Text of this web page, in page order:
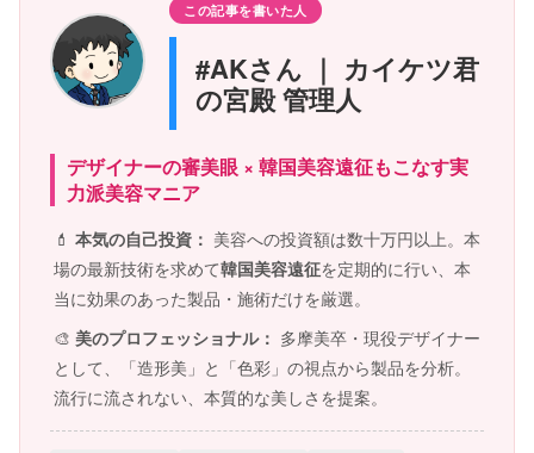
この記事を書いた人
#AKさん ｜ カイケツ君
の宮殿 管理人
デザイナーの審美眼 × 韓国美容遠征もこなす実
力派美容マニア
💄 本気の自己投資： 美容への投資額は数十万円以上。本
場の最新技術を求めて韓国美容遠征を定期的に行い、本
当に効果のあった製品・施術だけを厳選。
🎨 美のプロフェッショナル： 多摩美卒・現役デザイナー
として、「造形美」と「色彩」の視点から製品を分析。
流行に流されない、本質的な美しさを提案。